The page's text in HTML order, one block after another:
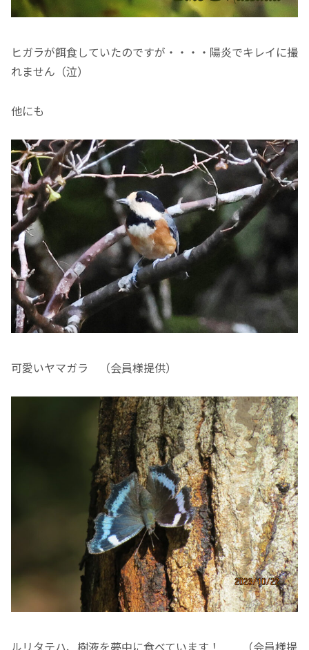
ヒガラが餌食していたのですが・・・・陽炎でキレイに撮
れません（泣）
他にも
可愛いヤマガラ （会員様提供）